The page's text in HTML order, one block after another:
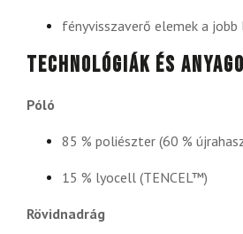
fényvisszaverő elemek a
Technológiák és
Póló
85 % poliészter (60 %
15 % lyocell (TENCEL™)
Rövidnadrág